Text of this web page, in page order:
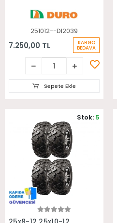
251012--DI2039
7.250,00 TL KARGO
BEDAVA
Sepete Ekle
Sepete Ekle
Stok: 5